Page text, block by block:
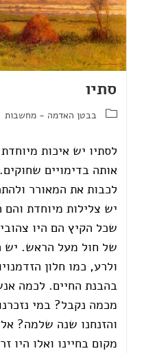
סתיו
בבטן האדמה - מחשבות
לסתיו יש איכות
אותה בדימויים
לכבות את המאורר
יש צלילות מיוחדת והם
שכל הקיץ הם היו
של חול מעל הראש. יש
ולרע, כמו חלון
בהבנת החיים. לכמה
מכמה נקבל? במי
והזנחנו שנה שלמה?
מקום בחיינו ואלו היו